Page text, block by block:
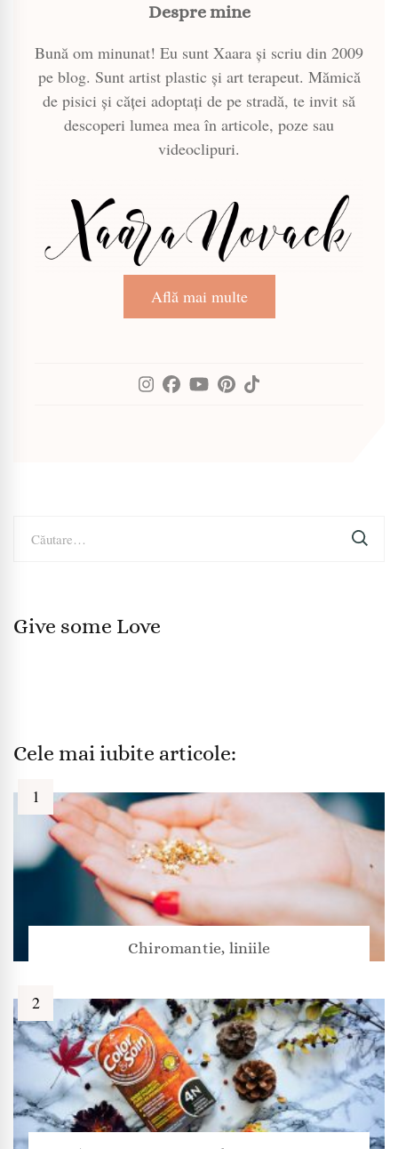
Despre mine
Bună om minunat! Eu sunt Xaara și scriu din 2009
pe blog. Sunt artist plastic și art terapeut. Mămică
de pisici și căței adoptați de pe stradă, te invit să
descoperi lumea mea în articole, poze sau
videoclipuri.
Află mai multe
după:
Give some Love
Cele mai iubite articole:
Chiromantie, liniile